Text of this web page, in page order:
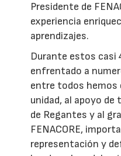
Presidente de
experiencia
aprendizajes.
Durante estos casi
enfrentado a
entre todos hemos
unidad, al apoyo de
de Regantes y al
FENACORE,
representación y